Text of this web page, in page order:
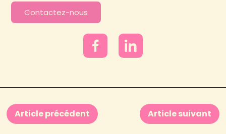
Contactez-nous
Article précédent Article suivant